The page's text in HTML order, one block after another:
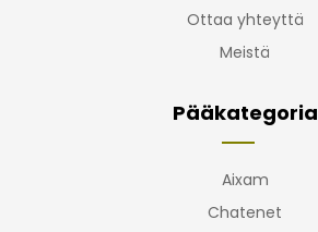
Ottaa yhteyttä
Meistä
Pääkategoria
Aixam
Chatenet